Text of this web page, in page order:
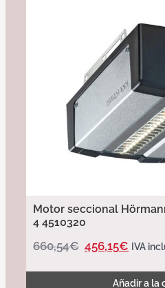
Motor seccional
4 4510320
660,54€ 456,15€ IVA
Añadir a la